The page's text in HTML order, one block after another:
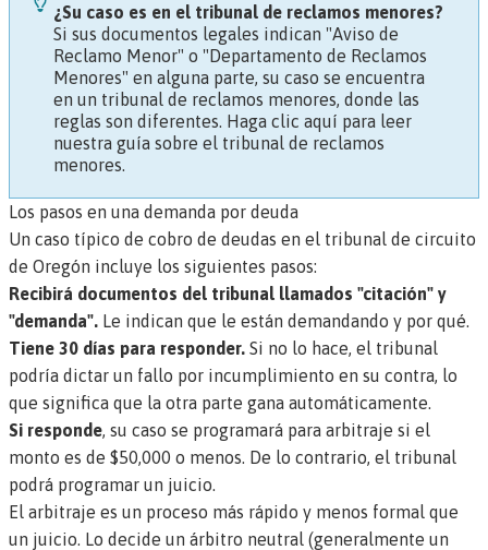
¿Su caso es en el tribunal de reclamos menores?
Si sus documentos legales indican "Aviso de
Reclamo Menor" o "Departamento de Reclamos
Menores" en alguna parte, su caso se encuentra
en un tribunal de reclamos menores, donde las
reglas son diferentes. Haga clic aquí para leer
nuestra guía sobre el tribunal de reclamos
menores.
Los pasos en una demanda por deuda
Un caso típico de cobro de deudas en el tribunal de circuito
de Oregón incluye los siguientes pasos:
Recibirá documentos del tribunal llamados "citación" y
"demanda". Le indican que le están demandando y por qué.
Tiene 30 días para responder. Si no lo hace, el tribunal
podría dictar un fallo por incumplimiento en su contra, lo
que significa que la otra parte gana automáticamente.
Si responde, su caso se programará para arbitraje si el
monto es de $50,000 o menos. De lo contrario, el tribunal
podrá programar un juicio.
El arbitraje es un proceso más rápido y menos formal que
un juicio. Lo decide un árbitro neutral (generalmente un